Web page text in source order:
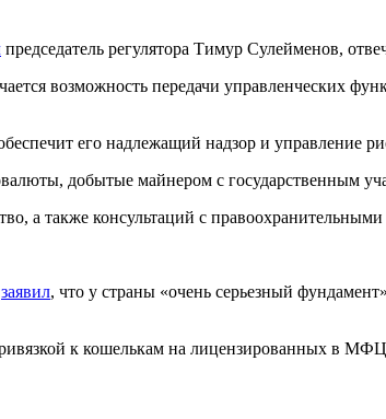
председатель регулятора Тимур Сулейменов,
возможность передачи управленческих
его надлежащий надзор и управление
добытые майнером с государственным
а также консультаций с
заявил, что у страны «очень серьезный
к кошелькам на лицензированных в